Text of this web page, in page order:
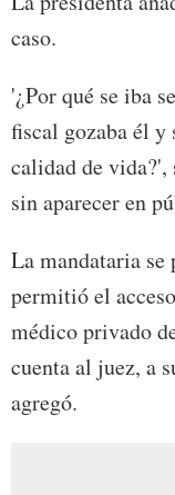
caso.
'¿Por qué se iba
fiscal gozaba él y
calidad de vida?',
sin aparecer en
La mandataria se
permitió el
médico privado
cuenta al juez, a
agregó.